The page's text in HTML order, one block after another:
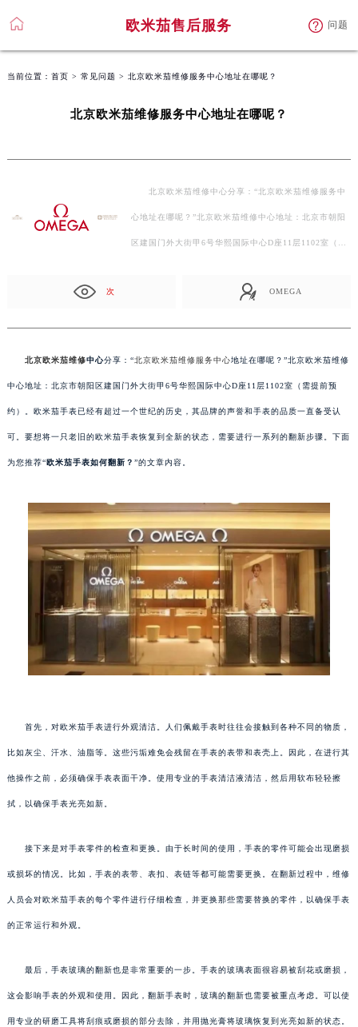
欧米茄售后服务 问题
当前位置： 首页 > 常见问题 > 北京欧米茄维修服务中心地址在哪呢？
北京欧米茄维修服务中心地址在哪呢？
北京欧米茄维修中心分享：“北京欧米茄维修服务中
心地址在哪呢？”北京欧米茄维修中心地址：北京市朝阳
区建国门外大街甲6号华熙国际中心D座11层1102室（需
次 OMEGA
北京欧米茄维修中心分享：“北京欧米茄维修服务中心地址在哪呢？”北京欧米茄维修
中心地址：北京市朝阳区建国门外大街甲6号华熙国际中心D座11层1102室（需提前预
约）。欧米茄手表已经有超过一个世纪的历史，其品牌的声誉和手表的品质一直备受认
可。要想将一只老旧的欧米茄手表恢复到全新的状态，需要进行一系列的翻新步骤。下面
为您推荐“欧米茄手表如何翻新？ ”的文章内容。
首先，对欧米茄手表进行外观清洁。人们佩戴手表时往往会接触到各种不同的物质，
比如灰尘、汗水、油脂等。这些污垢难免会残留在手表的表带和表壳上。因此，在进行其
他操作之前，必须确保手表表面干净。使用专业的手表清洁液清洁，然后用软布轻轻擦
拭，以确保手表光亮如新。
接下来是对手表零件的检查和更换。由于长时间的使用，手表的零件可能会出现磨损
或损坏的情况。比如，手表的表带、表扣、表链等都可能需要更换。在翻新过程中，维修
人员会对欧米茄手表的每个零件进行仔细检查，并更换那些需要替换的零件，以确保手表
的正常运行和外观。
最后，手表玻璃的翻新也是非常重要的一步。手表的玻璃表面很容易被刮花或磨损，
这会影响手表的外观和使用。因此，翻新手表时，玻璃的翻新也需要被重点考虑。可以使
用专业的研磨工具将刮痕或磨损的部分去除，并用抛光膏将玻璃恢复到光亮如新的状态。